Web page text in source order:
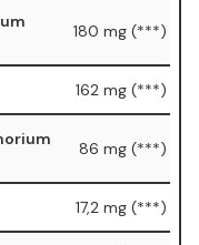
180 mg (***)
162 mg (***)
86 mg (***)
17,2 mg (***)